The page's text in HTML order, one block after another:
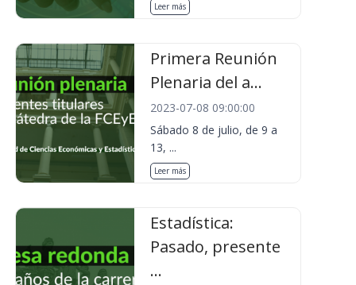
Leer más
Primera Reunión
Plenaria del a...
2023-07-08 09:00:00
Sábado 8 de julio, de 9 a
13, ...
Leer más
Estadística:
Pasado, presente
...